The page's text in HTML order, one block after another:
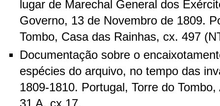
lugar de Marechal General dos
Governo, 13 de Novembro de 1809.
Tombo, Casa das Rainhas, cx. 497
Documentação sobre o
espécies do arquivo, no tempo das
1809-1810. Portugal, Torre do